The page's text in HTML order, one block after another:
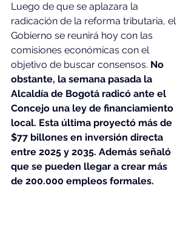
Luego de que se aplazara la
radicación de la reforma tributaria, el
Gobierno se reunirá hoy con las
comisiones económicas con el
objetivo de buscar consensos. No
obstante, la semana pasada la
Alcaldía de Bogotá radicó ante el
Concejo una ley de financiamiento
local. Esta última proyectó más de
$77 billones en inversión directa
entre 2025 y 2035. Además señaló
que se pueden llegar a crear más
de 200.000 empleos formales.